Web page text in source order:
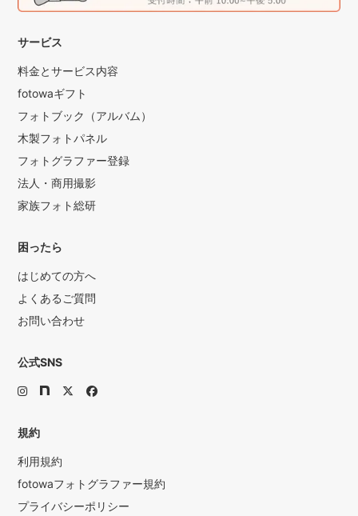
サービス
料金とサービス内容
fotowaギフト
フォトブック（アルバム）
木製フォトパネル
フォトグラファー登録
法人・商用撮影
家族フォト総研
困ったら
はじめての方へ
よくあるご質問
お問い合わせ
公式SNS
規約
利用規約
fotowaフォトグラファー規約
プライバシーポリシー